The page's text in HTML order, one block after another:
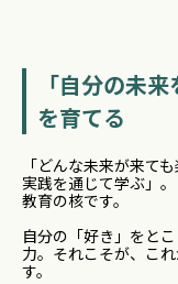
「自分の未
を育てる
「どんな未来が来て
実践を通じて学ぶ」
教育の核です。
自分の「好き」をと
力。それこそが、こ
す。